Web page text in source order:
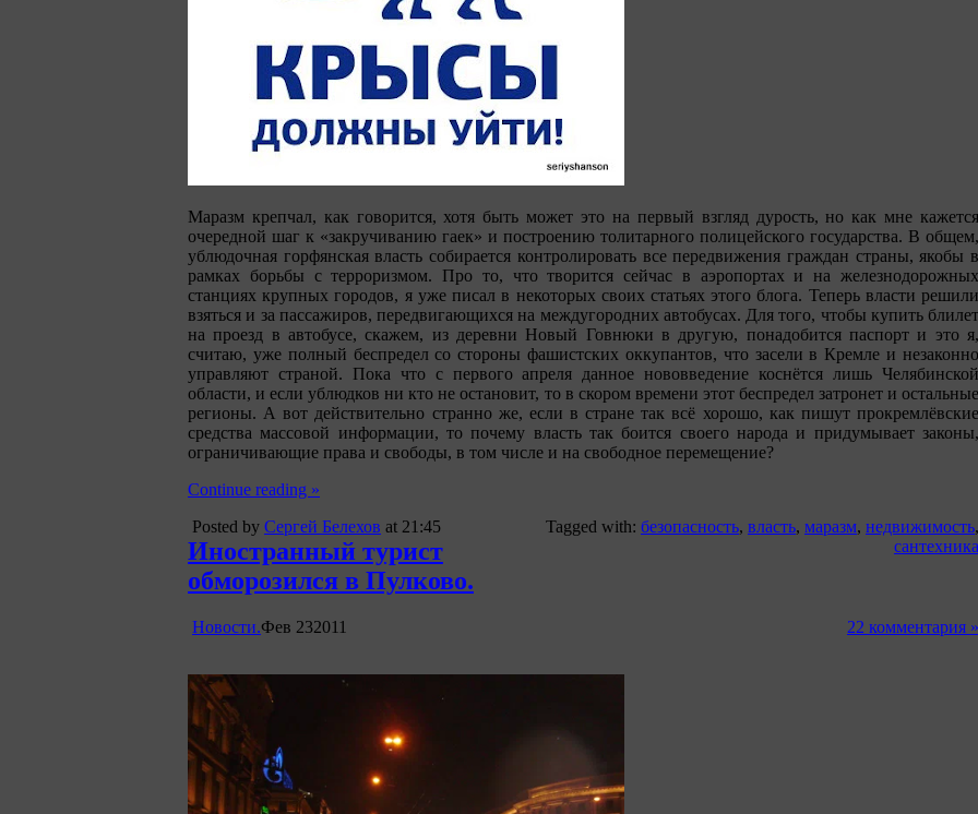
Маразм крепчал, как говорится, хотя быть может это на первый взгляд дурость, но как мне кажется
очередной шаг к «закручиванию гаек» и построению толитарного полицейского государства. В общем,
ублюдочная горфянская власть собирается контролировать все передвижения граждан страны, якобы в
рамках борьбы с терроризмом. Про то, что творится сейчас в аэропортах и на железнодорожных
станциях крупных городов, я уже писал в некоторых своих статьях этого блога. Теперь власти решили
взяться и за пассажиров, передвигающихся на междугородних автобусах. Для того, чтобы купить блилет
на проезд в автобусе, скажем, из деревни Новый Говнюки в другую, понадобится паспорт и это я,
считаю, уже полный беспредел со стороны фашистских оккупантов, что засели в Кремле и незаконно
управляют страной. Пока что с первого апреля данное нововведение коснётся лишь Челябинской
области, и если ублюдков ни кто не остановит, то в скором времени этот беспредел затронет и остальные
регионы. А вот действительно странно же, если в стране так всё хорошо, как пишут прокремлёвские
средства массовой информации, то почему власть так боится своего народа и придумывает законы,
ограничивающие права и свободы, в том числе и на свободное перемещение?
Continue reading »
Posted by Сергей Белехов at 21:45 Tagged with: безопасность, власть, маразм, недвижимость,
сантехника
Иностранный турист
обморозился в Пулково.
Новости. 22 комментария »
Фев 232011